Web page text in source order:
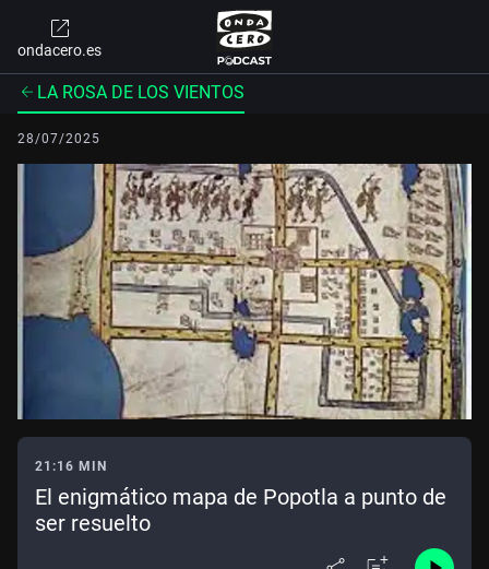
ondacero.es
LA ROSA DE LOS VIENTOS
28/07/2025
21:16 MIN
El enigmático mapa de Popotla a punto de
ser resuelto